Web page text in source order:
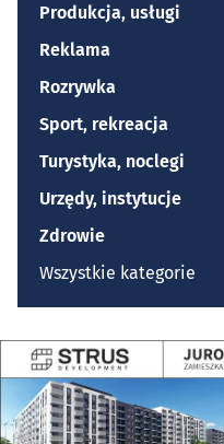
Produkcja, usługi
Reklama
Rozrywka
Sport, rekreacja
Turystyka, noclegi
Urzędy, instytucje
Zdrowie
Wszystkie kategorie